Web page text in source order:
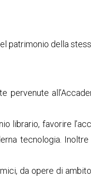
patrimonio della
librario, favorire
tecnologia.
da opere di